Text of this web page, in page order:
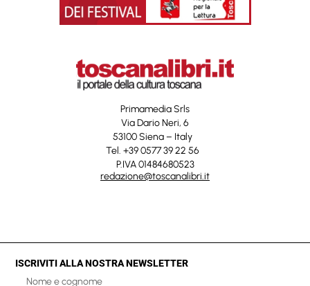
Primamedia Srls
Via Dario Neri, 6
53100 Siena – Italy
Tel. +39 0577 39 22 56
P.IVA 01484680523
redazione@toscanalibri.it
ISCRIVITI ALLA NOSTRA NEWSLETTER